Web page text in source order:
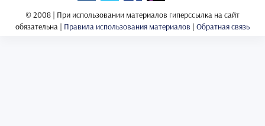
© 2008 | При использовании материалов гиперссылка на сайт
обязательна | Правила использования материалов | Обратная связь